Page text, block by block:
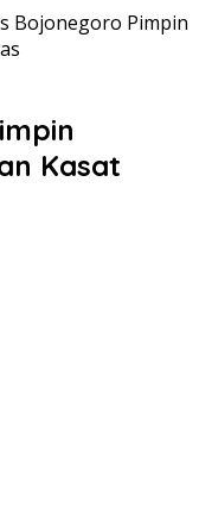
Bojonegoro Pimpin
Kasat